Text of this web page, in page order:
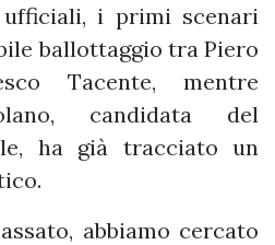
i primi scenari
ballottaggio tra Piero
Tacente, mentre
candidata del
ha già tracciato un
abbiamo cercato